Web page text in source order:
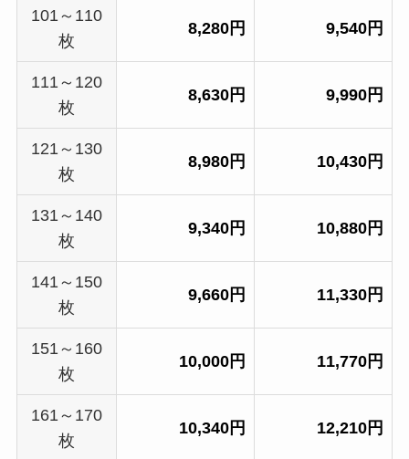
101～110
枚
8,280円 9,540円
111～120
枚
8,630円 9,990円
121～130
枚
8,980円 10,430円
131～140
枚
9,340円 10,880円
141～150
枚
9,660円 11,330円
151～160
枚
10,000円 11,770円
161～170
枚
10,340円 12,210円